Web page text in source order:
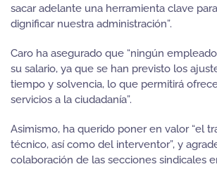
sacar adelante una herramienta clave
dignificar nuestra administración”.
Caro ha asegurado que “ningún
su salario, ya que se han previsto los
tiempo y solvencia, lo que permitirá
servicios a la ciudadanía”.
Asimismo, ha querido poner en valor “el
técnico, así como del interventor”, y
colaboración de las secciones sindicales